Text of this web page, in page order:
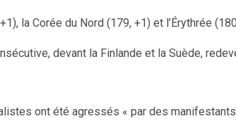
la Corée du Nord (179, +1) et l’Érythrée (180
devant la Finlande et la Suède,
ont été agressés « par des